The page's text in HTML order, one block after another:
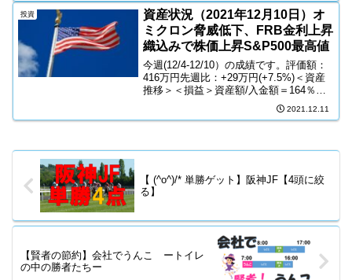
の株価上昇と円安が同時に起こっている
ため、...
投資
資産状況（2021年12月10日）オ
ミクロン脅威低下、FRB金利上昇
織込みで株価上昇S&P500最高値
今週(12/4-12/10）の成績です。評価額：
416万円先週比：+29万円(+7.5%)＜資産
推移＞＜損益＞資産額/入金額＝164％＜
配当推移＞＜ポートフォリオ＞＜現金比
率＞米国株・日本株の推移＜S&P500＞
2021.12.11
【 (^o^)/* 単勝ゲット】阪神JF【4頭に絞
る】
【賢者の節約】会社でうんこ ートイレ
の中の勝者たちー